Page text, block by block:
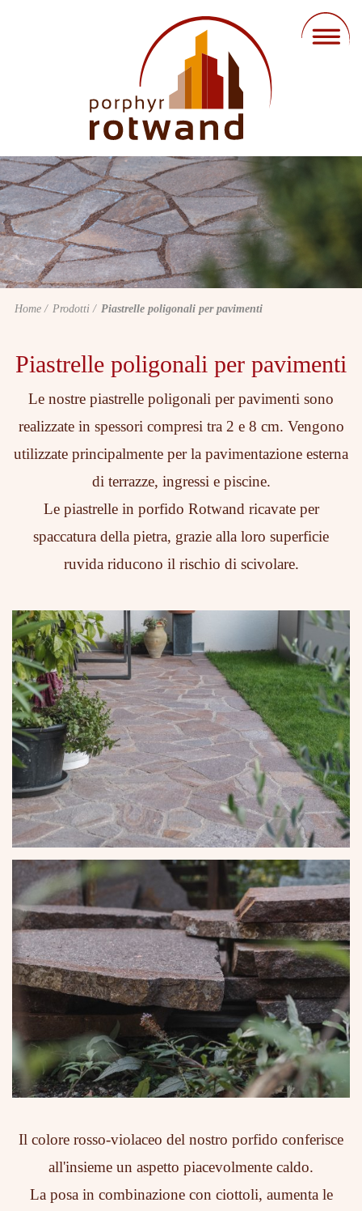
Home Prodotti Piastrelle poligonali per pavimenti
Piastrelle poligonali per pavimenti
Le nostre piastrelle poligonali per pavimenti sono
realizzate in spessori compresi tra 2 e 8 cm. Vengono
utilizzate principalmente per la pavimentazione esterna
di terrazze, ingressi e piscine.
Le piastrelle in porfido Rotwand ricavate per
spaccatura della pietra, grazie alla loro superficie
ruvida riducono il rischio di scivolare.
Il colore rosso-violaceo del nostro porfido conferisce
all'insieme un aspetto piacevolmente caldo.
La posa in combinazione con ciottoli, aumenta le